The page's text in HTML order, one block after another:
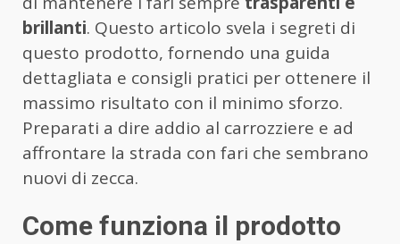
brillanti. Questo articolo svela i segreti di
questo prodotto, fornendo una guida
dettagliata e consigli pratici per ottenere il
massimo risultato con il minimo sforzo.
Preparati a dire addio al carrozziere e ad
affrontare la strada con fari che sembrano
nuovi di zecca.
Come funziona il prodotto